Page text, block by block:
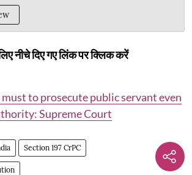
नीचे दिए गए लिंक पर क्लिक करें
to prosecute public servant even
Supreme Court
Section 197 CrPC